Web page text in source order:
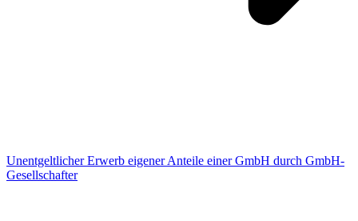
Unentgeltlicher Erwerb eigener Anteile einer GmbH durch GmbH-
Gesellschafter